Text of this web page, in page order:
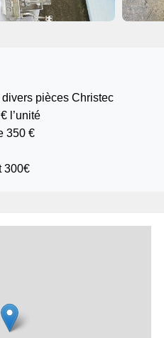
pièces Christec
l’unité
350 €
300€